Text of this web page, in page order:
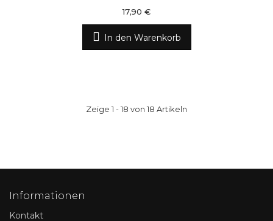
17,90 €
In den Warenkorb
Zeige 1 - 18 von 18 Artikeln
Informationen
Kontakt